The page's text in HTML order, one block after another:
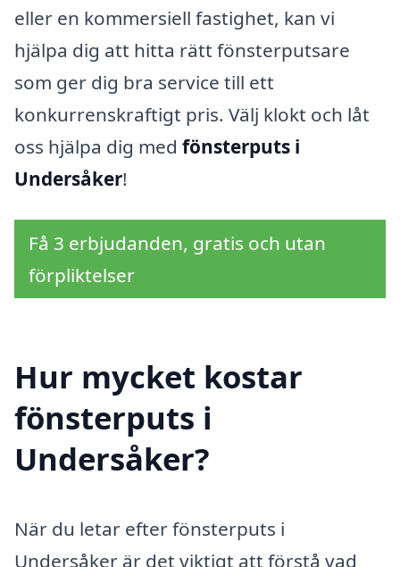
eller en kommersiell fastighet, kan vi
hjälpa dig att hitta rätt fönsterputsare
som ger dig bra service till ett
konkurrenskraftigt pris. Välj klokt och låt
oss hjälpa dig med fönsterputs i
Undersåker!
Få 3 erbjudanden, gratis och utan
förpliktelser
Hur mycket kostar
fönsterputs i
Undersåker?
När du letar efter fönsterputs i
Undersåker är det viktigt att förstå vad